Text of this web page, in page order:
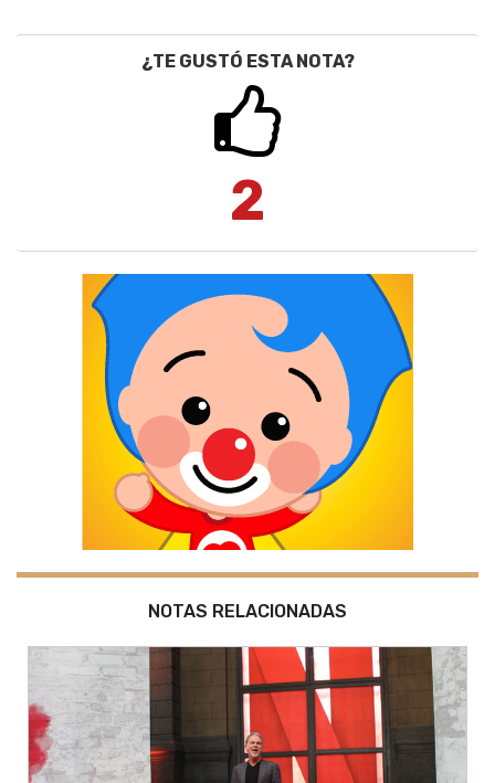
¿TE GUSTÓ ESTA NOTA?
2
NOTAS RELACIONADAS